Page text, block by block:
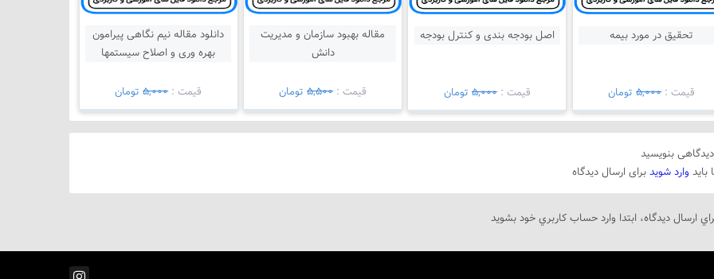
تحقیق در مورد بیمه
قيمت :5,000تومان
اصل بودجه بندی و کنترل بودجه
قيمت :5,000 تومان
مقاله بهبود سازمان و مدیریت
دانش
قيمت : 5,500تومان
دانلود مقاله نیم نگاهی پیرامون
بهره وری و اصلاح سیستمها
قيمت :5,000تومان
بنویسید
وارد شویدبرای ارسال دیدگاه
ارسال دیدگاه، ابتدا وارد حساب كاربري خود بشويد